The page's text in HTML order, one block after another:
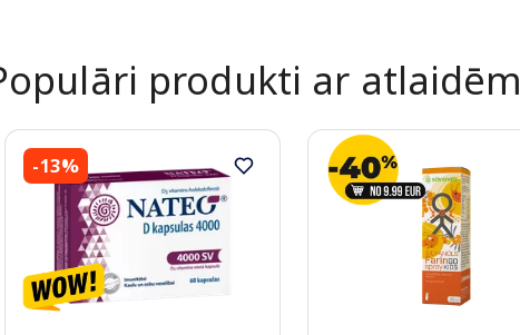
produkti ar atlaidēm
-13%